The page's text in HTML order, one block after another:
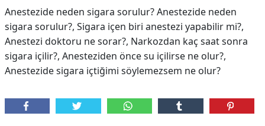
Anestezide neden sigara sorulur? Anestezide neden
sigara sorulur?, Sigara içen biri anestezi yapabilir mi?,
Anestezi doktoru ne sorar?, Narkozdan kaç saat sonra
sigara içilir?, Anesteziden önce su içilirse ne olur?,
Anestezide sigara içtiğimi söylemezsem ne olur?